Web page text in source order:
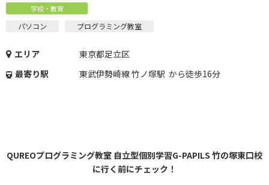
学校・教育
パソコン プログラミング教室
エリア
東京都足立区
最寄り駅
東武伊勢崎線 竹ノ塚駅 から徒歩16分
QUREOプログラミング教室 自立型個別学習G-PAPILS 竹の塚東口校
に行く前にチェック！